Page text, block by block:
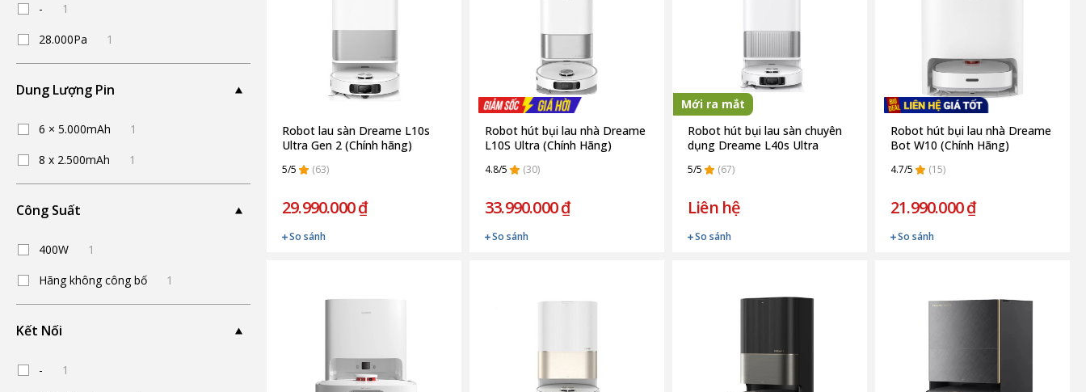
-
1
28.000Pa
1
Dung Lượng Pin
6 × 5.000mAh
1
8 x 2.500mAh
1
Công Suất
400W
1
Hãng không công bố
1
Kết Nối
-
1
Robot lau sàn Dreame L10s
Ultra Gen 2 (Chính hãng)
5/5 (63)
29.990.000 ₫
So sánh
Robot hút bụi lau nhà Dreame
L10S Ultra (Chính Hãng)
4.8/5 (30)
33.990.000 ₫
So sánh
Mới ra mắt
Robot hút bụi lau sàn chuyên
dụng Dreame L40s Ultra
5/5 (67)
Liên hệ
So sánh
Robot hút bụi lau nhà Dreame
Bot W10 (Chính Hãng)
4.7/5 (15)
21.990.000 ₫
So sánh